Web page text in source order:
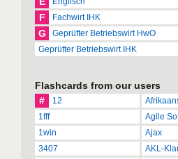
F Fachwirt IHK
G
Geprüfter Betriebswirt HwO
Geprüfter Betriebswirt IHK
Flashcards from our users
#
12
1fff
1win
3407
Agile
Ajax
AKL-